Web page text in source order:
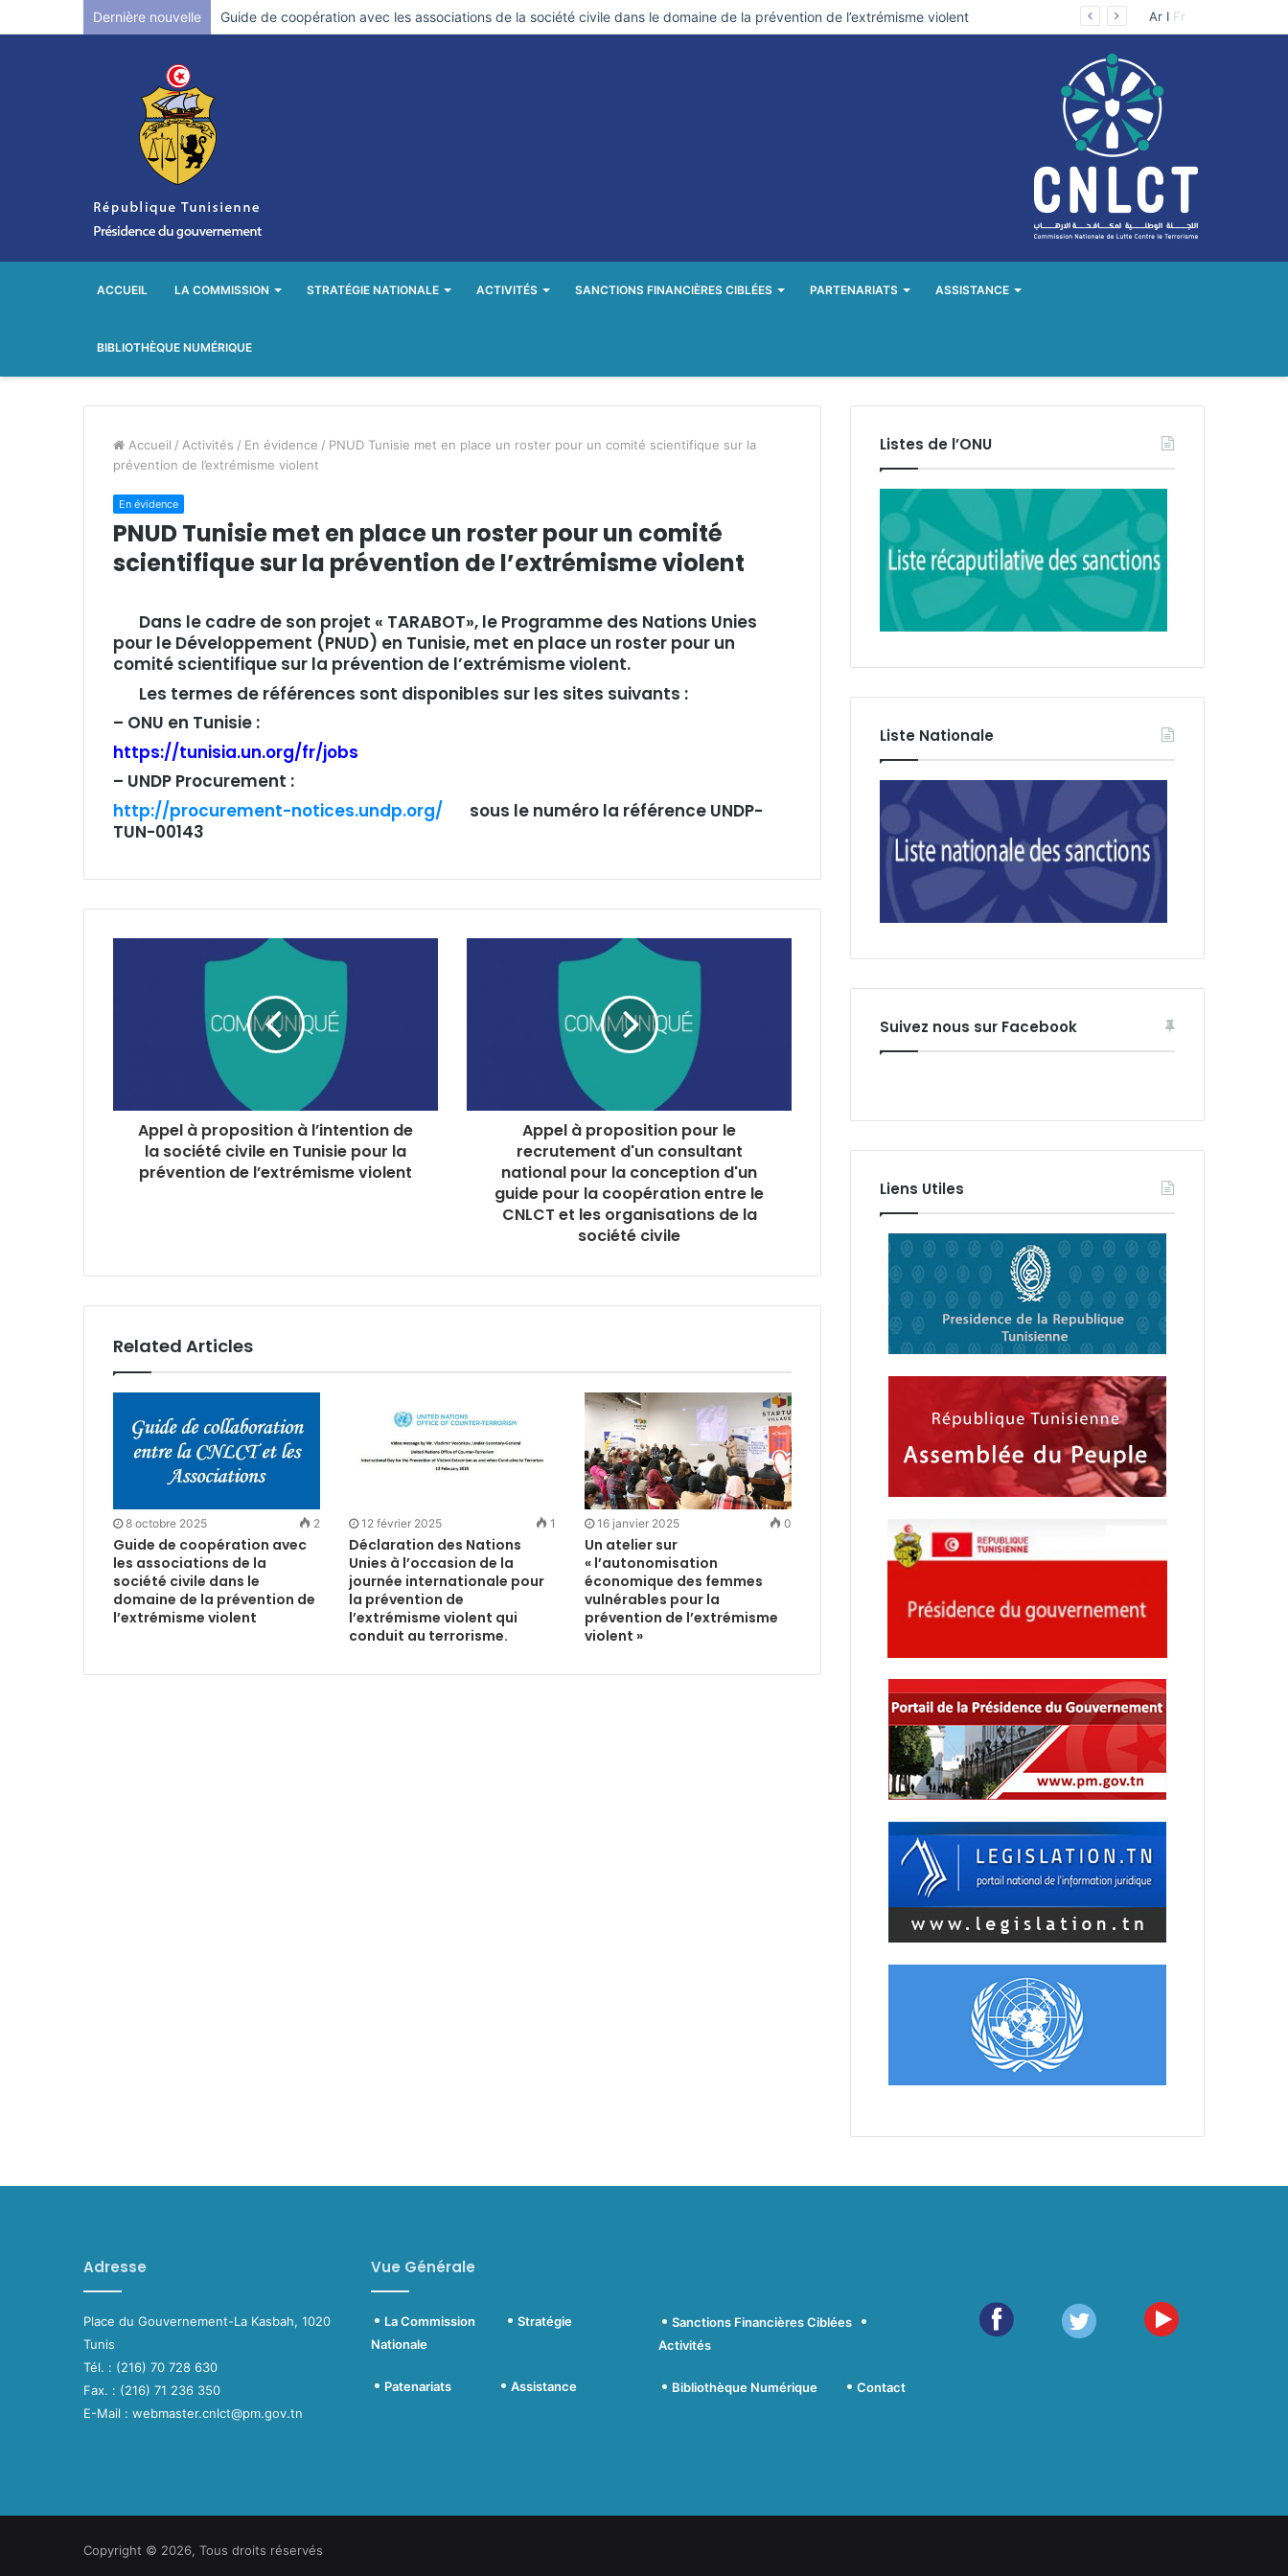
Dernière nouvelle Guide de coopération avec les associations de la société civile dans le domaine de la prévention de l’extrémisme violent Ar I Fr
ACCUEIL LA COMMISSION STRATÉGIE NATIONALE ACTIVITÉS SANCTIONS FINANCIÈRES CIBLÉES PARTENARIATS ASSISTANCE
BIBLIOTHÈQUE NUMÉRIQUE
Accueil / Activités / En évidence / PNUD Tunisie met en place un roster pour un comité scientifique sur la
prévention de l’extrémisme violent
En évidence
PNUD Tunisie met en place un roster pour un comité
scientifique sur la prévention de l’extrémisme violent
Dans le cadre de son projet « TARABOT», le Programme des Nations Unies
pour le Développement (PNUD) en Tunisie, met en place un roster pour un
comité scientifique sur la prévention de l’extrémisme violent.
Les termes de références sont disponibles sur les sites suivants :
– ONU en Tunisie :
https://tunisia.un.org/fr/jobs
– UNDP Procurement :
http://procurement-notices.undp.org/
sous le numéro la référence UNDP-
TUN-00143
Appel à proposition à l’intention de
la société civile en Tunisie pour la
prévention de l’extrémisme violent
Appel à proposition pour le
recrutement d'un consultant
national pour la conception d'un
guide pour la coopération entre le
CNLCT et les organisations de la
société civile
Related Articles
8 octobre 2025 2
Guide de coopération avec
les associations de la
société civile dans le
domaine de la prévention de
l’extrémisme violent
12 février 2025 1
Déclaration des Nations
Unies à l’occasion de la
journée internationale pour
la prévention de
l’extrémisme violent qui
conduit au terrorisme.
16 janvier 2025 0
Un atelier sur
« l’autonomisation
économique des femmes
vulnérables pour la
prévention de l’extrémisme
violent »
Listes de l’ONU
Liste Nationale
Suivez nous sur Facebook
Liens Utiles
Adresse
Place du Gouvernement-La Kasbah, 1020
Tunis
Tél. : (216) 70 728 630
Fax. : (216) 71 236 350
E-Mail : webmaster.cnlct@pm.gov.tn
Vue Générale
La Commission
Stratégie
Nationale
Patenariats Assistance
Sanctions Financières Ciblées
Activités
Bibliothèque Numérique Contact
Copyright © 2026, Tous droits réservés